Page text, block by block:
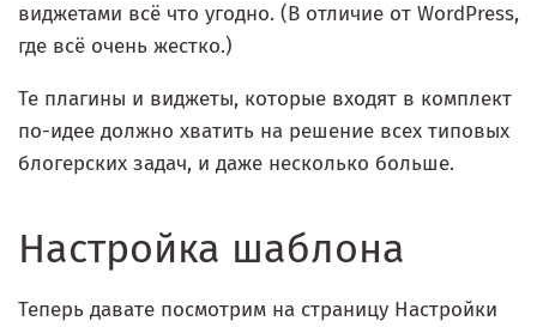
виджетами всё что угодно. (В отличие от WordPress,
где всё очень жестко.)
Те плагины и виджеты, которые входят в комплект
по-идее должно хватить на решение всех типовых
блогерских задач, и даже несколько больше.
Настройка шаблона
Теперь давате посмотрим на страницу Настройки